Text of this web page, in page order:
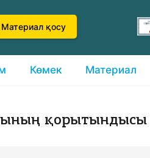
Материал қосу
Көмек Материал
қорытындысы